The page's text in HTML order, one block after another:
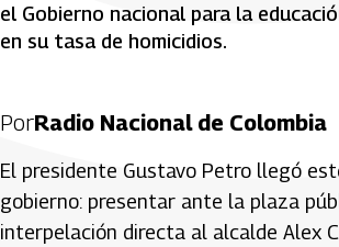
el Gobierno nacional para la
en su tasa de homicidios.
PorRadio Nacional de Colombia
El presidente Gustavo Petro llegó
gobierno: presentar ante la plaza
interpelación directa al alcalde Alex